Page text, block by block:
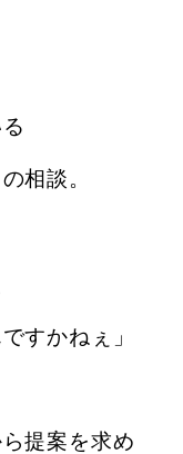
相談。
すかねぇ」
提案を求め